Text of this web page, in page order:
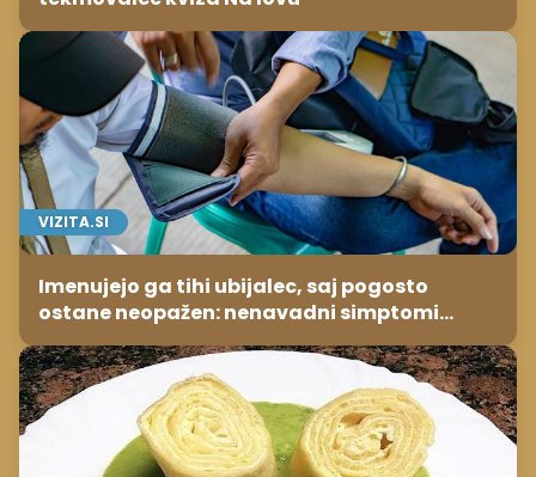
VIZITA.SI
Imenujejo ga tihi ubijalec, saj pogosto
ostane neopažen: nenavadni simptomi
visokega holesterola